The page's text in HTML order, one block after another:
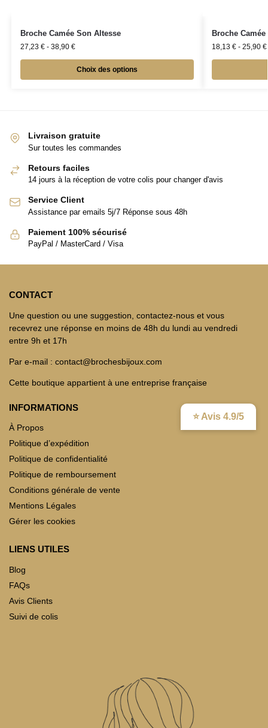
⭐ Avis 4.9/5
Broche Camée Son Altesse
27,23 €- 38,90 €
Choix des options
Broche
18,13 €- 25,90 €
Livraison gratuite
Sur toutes les commandes
Retours faciles
14 jours à la réception de votre colis pour changer d'avis
Service Client
Assistance par emails 5j/7 Réponse sous 48h
Paiement 100% sécurisé
PayPal / MasterCard / Visa
CONTACT
Une question ou une suggestion, contactez-nous et vous
recevrez une réponse en moins de 48h du lundi au vendredi
entre 9h et 17h
Par e-mail : contact@brochesbijoux.com
Cette boutique appartient à une entreprise française
INFORMATIONS
À Propos
Politique d’expédition
Politique de confidentialité
Politique de remboursement
Conditions générale de vente
Mentions Légales
Gérer les cookies
LIENS UTILES
Blog
FAQs
Avis Clients
Suivi de colis